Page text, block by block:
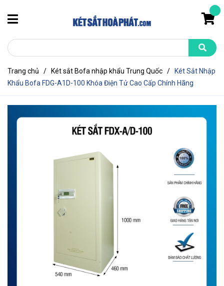
Trang chủ / Két sắt Bofa nhập khẩu Trung Quốc /
Két Sắt Nhập
Khẩu Bofa FDG-A1D-100 Khóa Điện Tử Cao Cấp Chính Hãng